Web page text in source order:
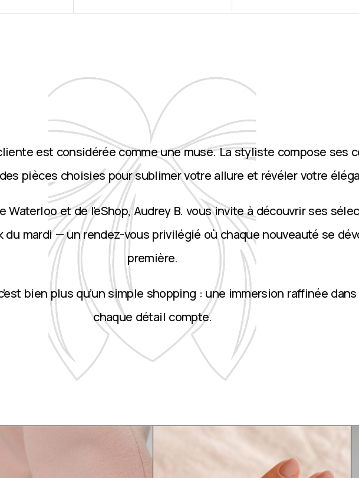
est considérée comme une muse. La styliste compose ses
pièces choisies pour sublimer votre allure et révéler votre
Waterloo et de l’eShop, Audrey B. vous invite à découvrir ses
du mardi — un rendez-vous privilégié où chaque nouveauté se
première.
bien plus qu’un simple shopping : une immersion raffinée
chaque détail compte.